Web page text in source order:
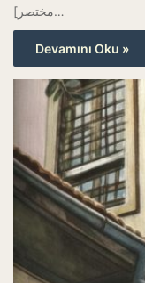
[مختصر…
Devamını Oku »